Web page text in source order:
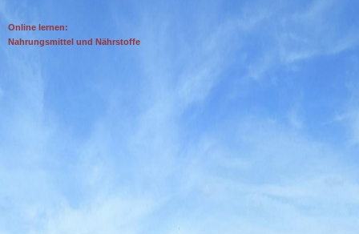
Online lernen:
Nahrungsmittel und Nährstoffe